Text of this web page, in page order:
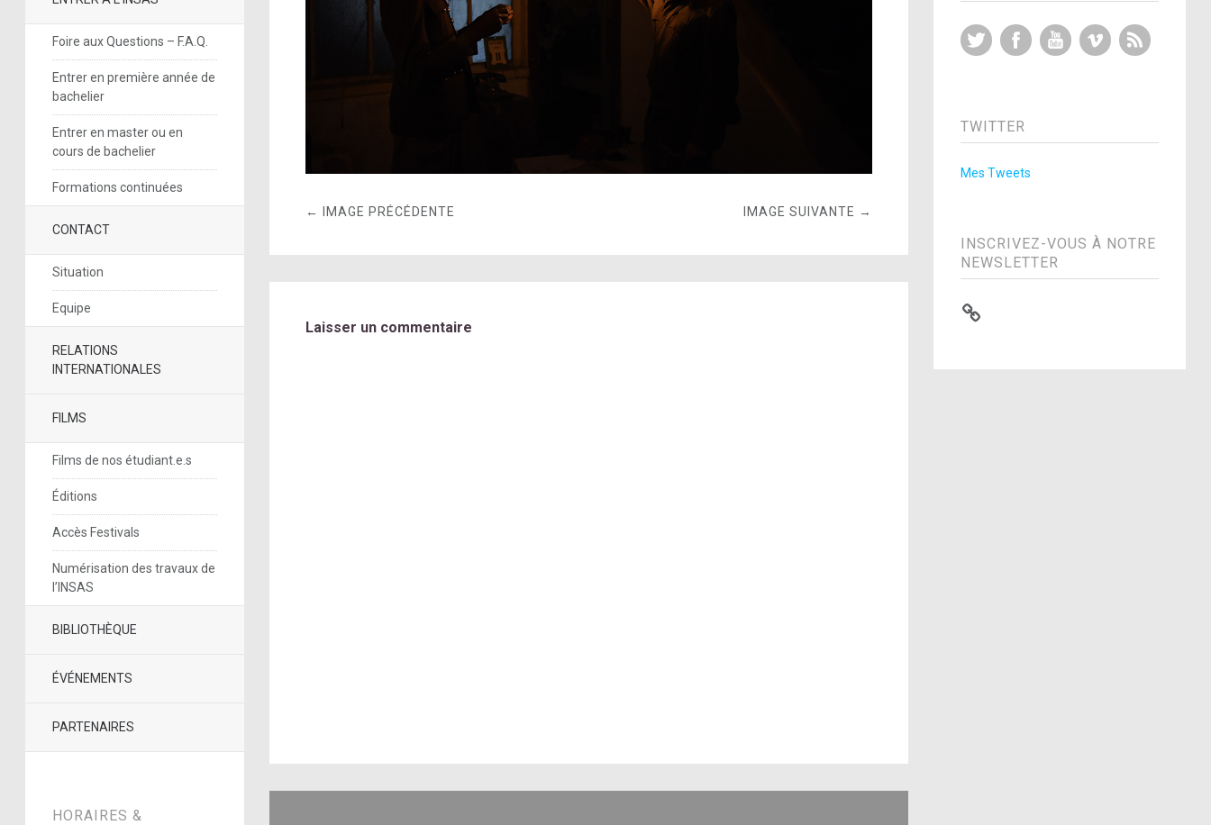
Foire aux Questions – F.A.Q.
Entrer en première année de
bachelier
Entrer en master ou en
cours de bachelier
Formations continuées
CONTACT
Situation
Equipe
RELATIONS
INTERNATIONALES
FILMS
Films de nos étudiant.e.s
Éditions
Accès Festivals
Numérisation des travaux de
l’INSAS
BIBLIOTHÈQUE
ÉVÉNEMENTS
PARTENAIRES
HORAIRES &
← IMAGE PRÉCÉDENTE IMAGE SUIVANTE →
Laisser un commentaire
Twitter FacebookYouTubeVimeo
TWITTER
Mes Tweets
INSCRIVEZ-VOUS À NOTRE
NEWSLETTER